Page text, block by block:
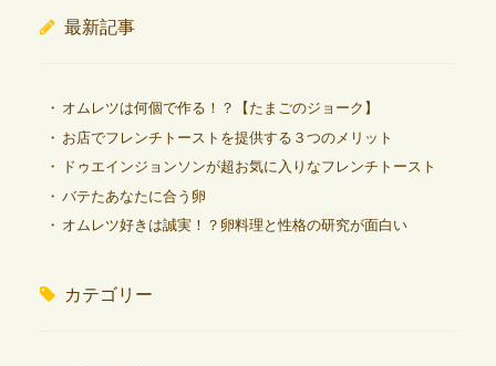
最新記事
オムレツは何個で作る！？【たまごのジョーク】
お店でフレンチトーストを提供する３つのメリット
ドゥエインジョンソンが超お気に入りなフレンチトースト
バテたあなたに合う卵
オムレツ好きは誠実！？卵料理と性格の研究が面白い
カテゴリー